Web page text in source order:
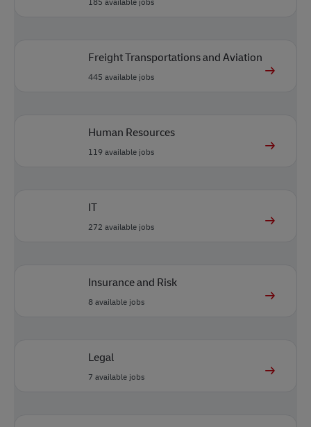
Freight Transportations and Aviation
445 available jobs
Human Resources
119available jobs
IT
272 available jobs
Insurance and Risk
8available jobs
Legal
7 available jobs